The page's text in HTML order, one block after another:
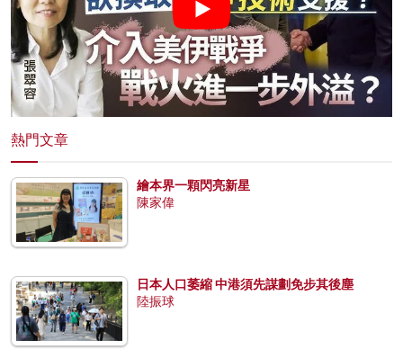
熱門文章
繪本界一顆閃亮新星
陳家偉
日本人口萎縮 中港須先謀劃免步其後塵
陸振球